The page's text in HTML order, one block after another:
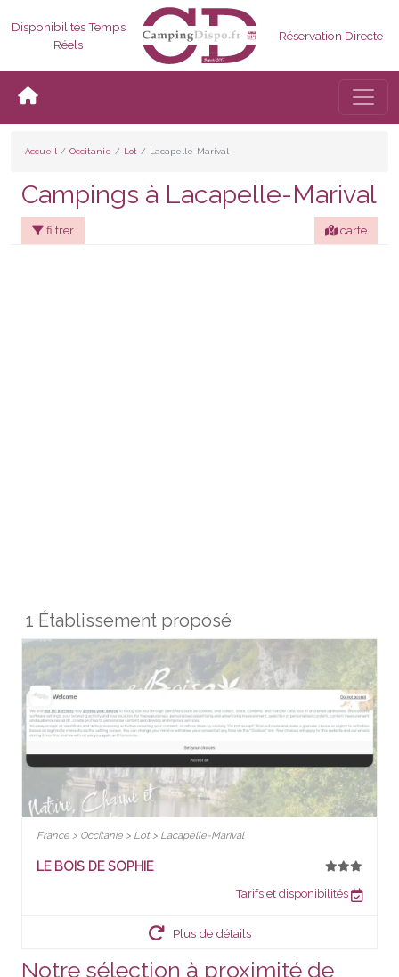
Disponibilités Temps
Réels
Réservation Directe
Accueil Occitanie Lot Lacapelle-Marival
Campings à Lacapelle-Marival
filtrer carte
1 Établissement proposé
France > Occitanie > Lot > Lacapelle-Marival
LE BOIS DE SOPHIE
Tarifs et disponibilités
Plus de détails
Notre sélection à proximité de